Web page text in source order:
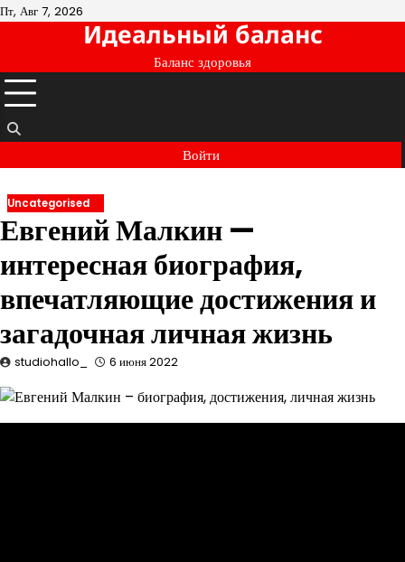
Перейти
Пт, Авг 7, 2026
Идеальный баланс
Баланс здоровья
Войти
Uncategorised
Евгений Малкин —
интересная биография,
впечатляющие достижения и
загадочная личная жизнь
studiohallo_ 6 июня 2022